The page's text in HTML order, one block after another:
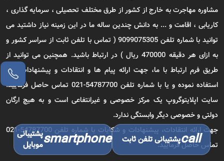
مشاوره مهاجرت به خارج از کشور از طرق مختلف تحصیلی ، سرمایه گذاری ،
کاریابی ، اقامت و ... به دانش چندین ساله ما در این زمینه نیاز داشتید می
توانید با شماره تلفن 9099075305 ( تماس با تلفن ثابت از سراسر کشور و
به ازای هر دقیقه 470000 ریال ) در ارتباط باشید. همچنین می توانید از
طریق فرم ارتباط با ما، جهت ارائه پیام ها و انتقادات و پیشنهادات خود
استفاده نموده و یا با شماره تلفن 54787700-021 تماس حاصل فرمایید.
سایت اپلایتوگروپ یک مرکز خصوصی و غیرانتفاعی است و به هیچ ارگان
دولتی و خصوصی دیگر وابستگی ندارد.
جهت ارائه انتقادات، پیشنهادات و شکایات با شماره تلفن 54787700-021
تماس حاصل فرمایید.
callپشتیبانی تلفن ثابت smartphoneپشتیبانی
موبایل